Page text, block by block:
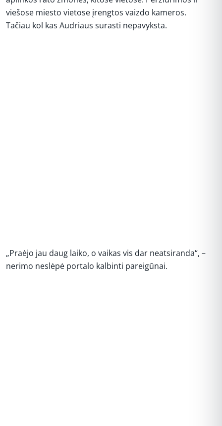
viešose miesto vietose įrengtos vaizdo kameros.
Tačiau kol kas Audriaus surasti nepavyksta.
„Praėjo jau daug laiko, o vaikas vis dar neatsiranda“, –
nerimo neslėpė portalo kalbinti pareigūnai.